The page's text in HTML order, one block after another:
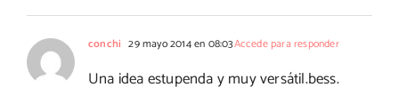
conchi 29 mayo 2014 en 08:03Accede para responder
Una idea estupenda y muy versátil.bess.